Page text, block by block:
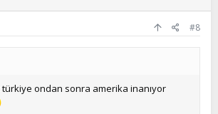
#8
ondan sonra amerika inanıyor